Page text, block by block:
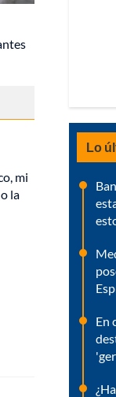
mi
la
Lo
En